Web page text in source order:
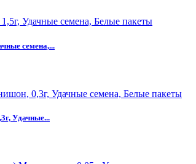
семена,...
Удачные...